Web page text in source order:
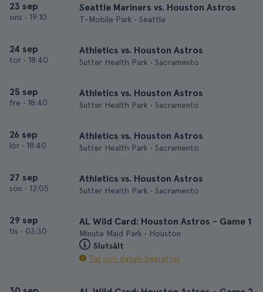
23 sep
ons • 19:10
Seattle Mariners vs. Houston Astros
T-Mobile Park • Seattle
24 sep
tor • 18:40
Athletics vs. Houston Astros
Sutter Health Park • Sacramento
25 sep
fre • 18:40
Athletics vs. Houston Astros
Sutter Health Park • Sacramento
26 sep
lör • 18:40
Athletics vs. Houston Astros
Sutter Health Park • Sacramento
27 sep
sön • 12:05
Athletics vs. Houston Astros
Sutter Health Park • Sacramento
29 sep
tis • 03:30
AL Wild Card: Houston Astros - Game 1
Minute Maid Park • Houston
Slutsålt
Tid och datum bekräftas